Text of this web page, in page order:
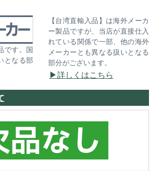
です。国
となる部
【台湾直輸入品】は海外メーカ
ー製品ですが、当店が直接仕入
れている関係で一部、他の海外
メーカーとも異なる扱いとなる
部分がございます。
詳しくはこちら